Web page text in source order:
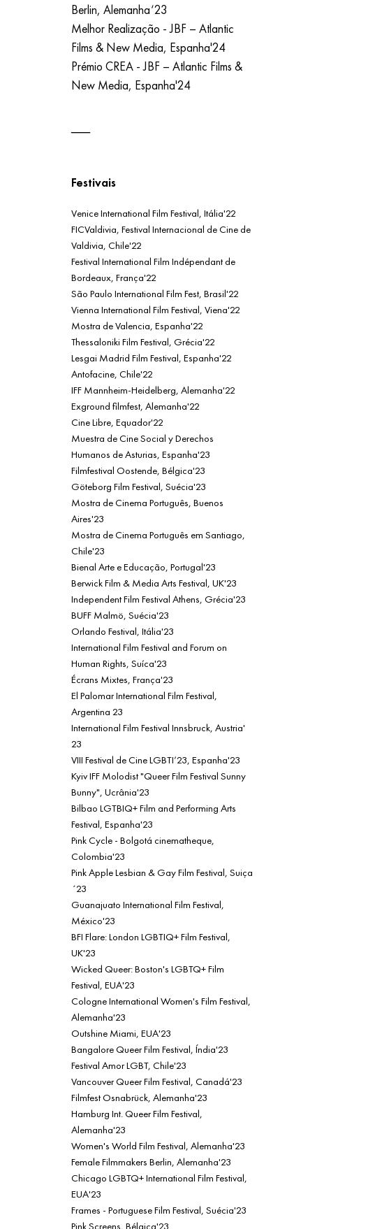
Berlin, Alemanha‘23
Melhor Realização - JBF – Atlantic
Films & New Media, Espanha'24
Prémio CREA - JBF – Atlantic Films &
New Media, Espanha'24
Festivais
Venice International Film Festival, Itália'22
FICValdivia, Festival Internacional de Cine de
Valdivia, Chile'22
Festival International Film Indépendant de
Bordeaux, França'22
São Paulo International Film Fest, Brasil'22
Vienna International Film Festival, Viena'22
Mostra de Valencia, Espanha'22
Thessaloniki Film Festival, Grécia'22
Lesgai Madrid Film Festival, Espanha'22
Antofacine, Chile'22
IFF Mannheim-Heidelberg, Alemanha'22
Exground filmfest, Alemanha'22
Cine Libre, Equador'22
Muestra de Cine Social y Derechos
Humanos de Asturias, Espanha'23
Filmfestival Oostende, Bélgica'23
Göteborg Film Festival, Suécia'23
Mostra de Cinema Português, Buenos
Aires'23
Mostra de Cinema Português em Santiago,
Chile'23
Bienal Arte e Educação, Portugal'23
Berwick Film & Media Arts Festival, UK'23
Independent Film Festival Athens, Grécia'23
BUFF Malmö, Suécia'23
Orlando Festival, Itália'23
International Film Festival and Forum on
Human Rights, Suíca'23
Écrans Mixtes, França'23
El Palomar International Film Festival,
Argentina 23
International Film Festival Innsbruck, Austria'
23
VIII Festival de Cine LGBTI’23, Espanha'23
Kyiv IFF Molodist "Queer Film Festival Sunny
Bunny", Ucrânia'23
Bilbao LGTBIQ+ Film and Performing Arts
Festival, Espanha'23
Pink Cycle - Bolgotá cinematheque,
Colombia'23
Pink Apple Lesbian & Gay Film Festival, Suiça
´23
Guanajuato International Film Festival,
México'23
BFI Flare: London LGBTIQ+ Film Festival,
UK'23
Wicked Queer: Boston's LGBTQ+ Film
Festival, EUA'23
Cologne International Women's Film Festival,
Alemanha'23
Outshine Miami, EUA'23
Bangalore Queer Film Festival, Índia'23
Festival Amor LGBT, Chile'23
Vancouver Queer Film Festival, Canadá'23
Filmfest Osnabrück, Alemanha'23
Hamburg Int. Queer Film Festival,
Alemanha'23
Women's World Film Festival, Alemanha'23
Female Filmmakers Berlin, Alemanha'23
Chicago LGBTQ+ International Film Festival,
EUA'23
Frames - Portuguese Film Festival, Suécia'23
Pink Screens, Bélgica'23